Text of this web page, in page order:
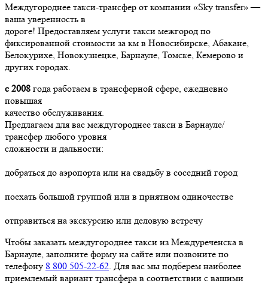
Междугороднее такси-трансфер от компании «Sky transfer» —
ваша уверенность в
дороге! Предоставляем услуги такси межгород по
фиксированной стоимости за км в Новосибирске, Абакане,
Белокурихе, Новокузнецке, Барнауле, Томске, Кемерово и
других городах.
с 2008 года работаем в трансферной сфере, ежедневно
повышая
качество обслуживания.
Предлагаем для вас междугороднее такси в Барнауле/
трансфер любого уровня
сложности и дальности:
добраться до аэропорта или на свадьбу в соседний город
поехать большой группой или в приятном одиночестве
отправиться на экскурсию или деловую встречу
Чтобы заказать междугороднее такси из Междуреченска в
Барнауле, заполните форму на сайте или позвоните по
телефону 8 800 505-22-62 . Для вас мы подберем наиболее
приемлемый вариант трансфера в соответствии с вашими